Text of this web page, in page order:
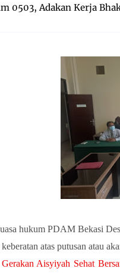
0503, Adakan Kerja
hukum PDAM Bekasi
atas putusan atau
Gerakan Aisyiyah Sehat